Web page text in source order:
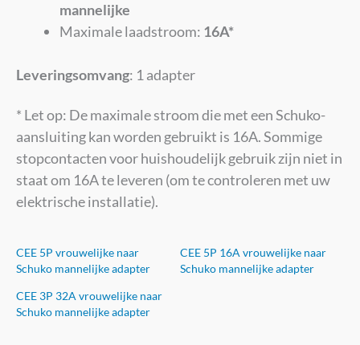
mannelijke
Maximale laadstroom: 16A*
Leveringsomvang: 1 adapter
* Let op: De maximale stroom die met een Schuko-
aansluiting kan worden gebruikt is 16A. Sommige
stopcontacten voor huishoudelijk gebruik zijn niet in
staat om 16A te leveren (om te controleren met uw
elektrische installatie).
CEE 5P vrouwelijke naar
Schuko mannelijke adapter
CEE 5P 16A vrouwelijke naar
Schuko mannelijke adapter
CEE 3P 32A vrouwelijke naar
Schuko mannelijke adapter